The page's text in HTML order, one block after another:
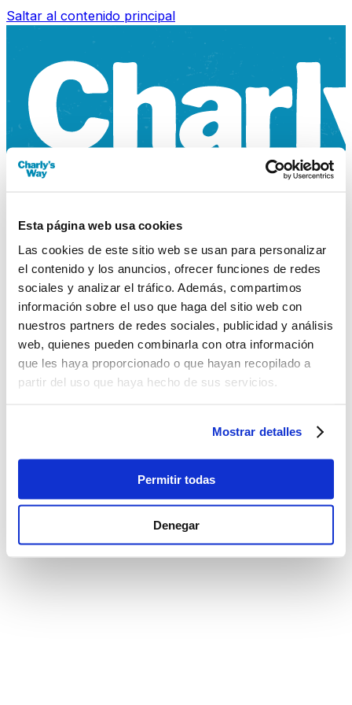
Esta página web usa cookies
Las cookies de este sitio web se usan para personalizar
el contenido y los anuncios, ofrecer funciones de redes
sociales y analizar el tráfico. Además, compartimos
información sobre el uso que haga del sitio web con
nuestros partners de redes sociales, publicidad y análisis
web, quienes pueden combinarla con otra información
que les haya proporcionado o que hayan recopilado a
partir del uso que haya hecho de sus servicios.
Mostrar detalles
Permitir todas
Denegar
Saltar al contenido principal